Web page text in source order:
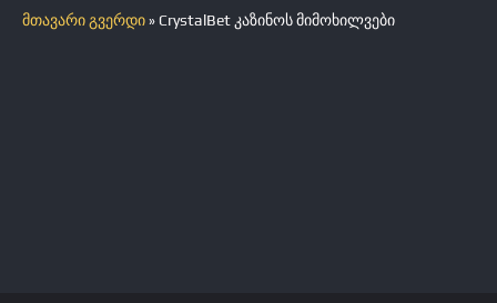
მთავარი გვერდი» CrystalBet კაზინოს მიმოხილვები